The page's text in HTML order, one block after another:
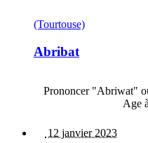
(Tourtouse)
Abribat
Prononcer "Abriwat"
Age
12 janvier 2023